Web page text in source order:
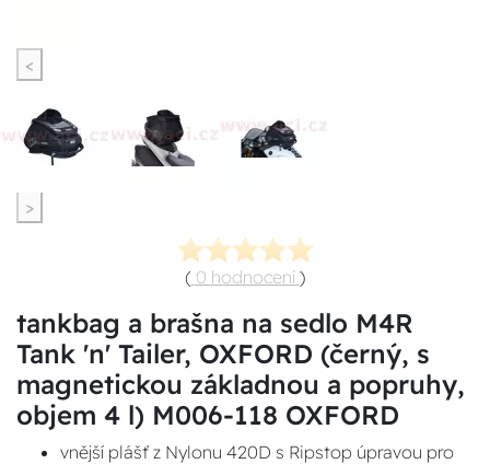
<
>
( 0 hodnocení )
tankbag a brašna na sedlo M4R
Tank 'n' Tailer, OXFORD (černý, s
magnetickou základnou a popruhy,
objem 4 l) M006-118 OXFORD
vnější plášť z Nylonu 420D s Ripstop úpravou pro